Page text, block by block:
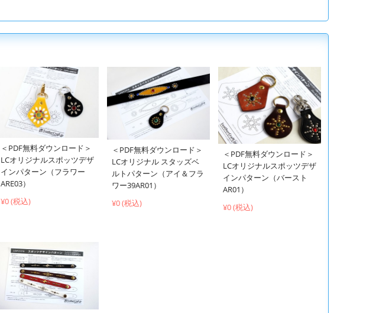
＜PDF無料ダウンロード＞
LCオリジナルスポッツデザ
インパターン（フラワー
ARE03）
¥0 (税込)
＜PDF無料ダウンロード＞
LCオリジナル スタッズベ
ルトパターン（アイ＆フラ
ワー39AR01）
¥0 (税込)
＜PDF無料ダウンロード＞
LCオリジナルスポッツデザ
インパターン（バースト
AR01）
¥0 (税込)